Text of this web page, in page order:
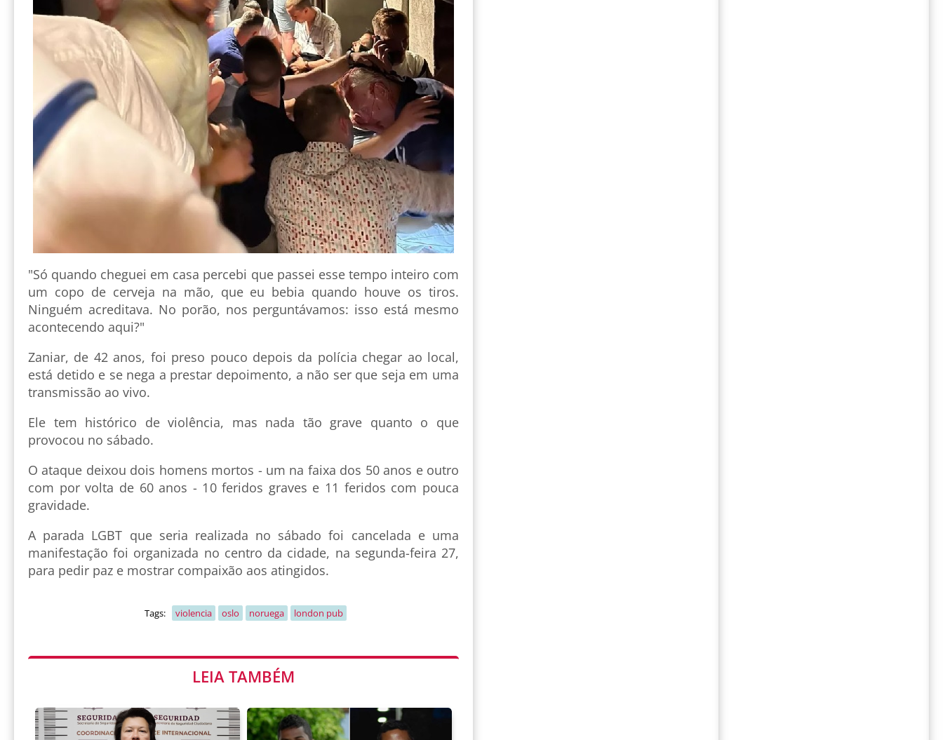
"Só quando cheguei em casa percebi que passei esse tempo inteiro com
um copo de cerveja na mão, que eu bebia quando houve os tiros.
Ninguém acreditava. No porão, nos perguntávamos: isso está mesmo
acontecendo aqui?"
Zaniar, de 42 anos, foi preso pouco depois da polícia chegar ao local,
está detido e se nega a prestar depoimento, a não ser que seja em uma
transmissão ao vivo.
Ele tem histórico de violência, mas nada tão grave quanto o que
provocou no sábado.
O ataque deixou dois homens mortos - um na faixa dos 50 anos e outro
com por volta de 60 anos - 10 feridos graves e 11 feridos com pouca
gravidade.
A parada LGBT que seria realizada no sábado foi cancelada e uma
manifestação foi organizada no centro da cidade, na segunda-feira 27,
para pedir paz e mostrar compaixão aos atingidos.
Tags: violencia oslo noruega london pub
LEIA TAMBÉM